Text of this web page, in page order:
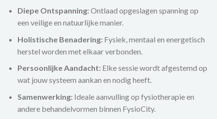
Diepe Ontspanning:Ontlaad opgeslagen spanning op
een veilige en natuurlijke manier.
Holistische Benadering:Fysiek, mentaal en energetisch
herstel worden met elkaar verbonden.
Persoonlijke Aandacht:Elke sessie wordt afgestemd op
wat jouw systeem aankan en nodig heeft.
Samenwerking:Ideale aanvulling op fysiotherapie en
andere behandelvormen binnen FysioCity.